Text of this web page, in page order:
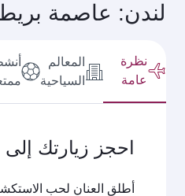
لندن: عاصمة
نظرة
عامة
المعالم
السياحية
احجز زيارتك إلى
أطلق العنان لحب